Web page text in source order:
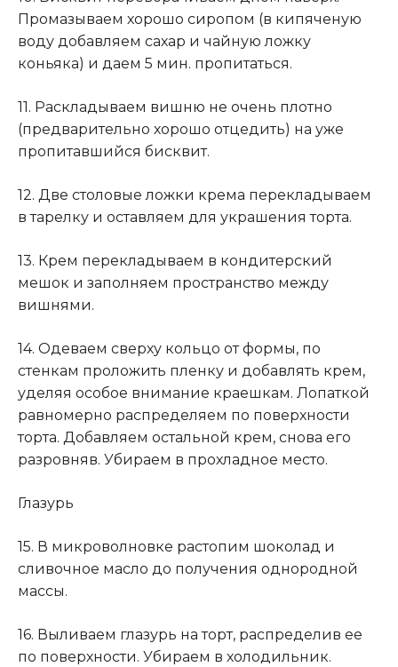
Промазываем хорошо сиропом (в кипяченую
воду добавляем сахар и чайную ложку
коньяка) и даем 5 мин. пропитаться.
11. Раскладываем вишню не очень плотно
(предварительно хорошо отцедить) на уже
пропитавшийся бисквит.
12. Две столовые ложки крема перекладываем
в тарелку и оставляем для украшения торта.
13. Крем перекладываем в кондитерский
мешок и заполняем пространство между
вишнями.
14. Одеваем сверху кольцо от формы, по
стенкам проложить пленку и добавлять крем,
уделяя особое внимание краешкам. Лопаткой
равномерно распределяем по поверхности
торта. Добавляем остальной крем, снова его
разровняв. Убираем в прохладное место.
Глазурь
15. В микроволновке растопим шоколад и
сливочное масло до получения однородной
массы.
16. Выливаем глазурь на торт, распределив ее
по поверхности. Убираем в холодильник.